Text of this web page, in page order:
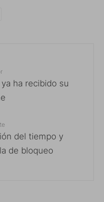
ha recibido su
del tiempo y
de bloqueo